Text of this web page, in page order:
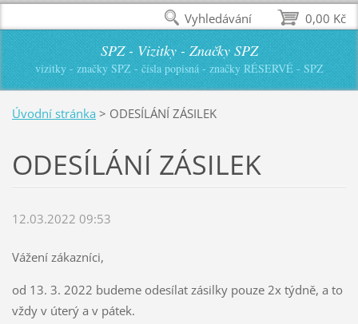
SPZ - Vizitky - Značky SPZ
vizitky - značky SPZ - čísla popisná - značky RÉSERVÉ - SPZ
Úvodní stránka > ODESÍLÁNÍ ZÁSILEK
ODESÍLÁNÍ ZÁSILEK
12.03.2022 09:53
Vážení zákazníci,
od 13. 3. 2022 budeme odesílat zásilky pouze 2x týdně, a to
vždy v úterý a v pátek.
0,00 Kč
Vyhledávání